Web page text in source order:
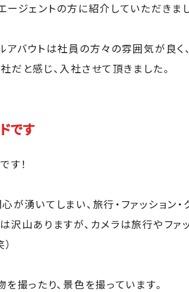
ージェントの方に紹介していただきまし
アバウトは社員の方々の雰囲気が良く
だと感じ、入社させて頂きました。
です
す！
が湧いてしまい、旅行・ファッション
沢山ありますが、カメラは旅行やファ
撮ったり、景色を撮っています。